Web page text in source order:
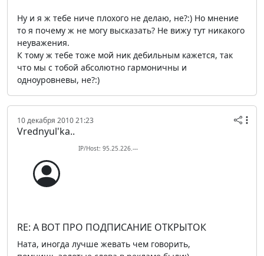
Ну и я ж тебе ниче плохого не делаю, не?:) Но мнение
то я почему ж не могу высказать? Не вижу тут никакого
неуважения.
К тому ж тебе тоже мой ник дебильным кажется, так
что мы с тобой абсолютно гармоничны и
одноуровневы, не?:)
10 декабря 2010 21:23
Vrednyul'ka..
IP/Host: 95.25.226.---
RE: А ВОТ ПРО ПОДПИСАНИЕ ОТКРЫТОК
Ната, иногда лучше жевать чем говорить,